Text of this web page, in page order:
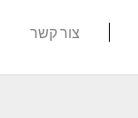
צור קשר